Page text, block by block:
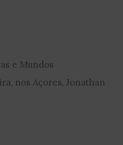
e Mundos
nos Açores, Jonathan